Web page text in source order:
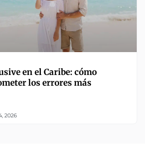
en el Caribe: cómo
los errores más
2026